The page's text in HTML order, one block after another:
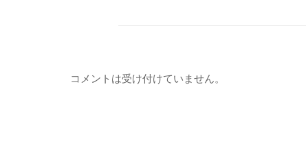
コメントは受け付けていません。